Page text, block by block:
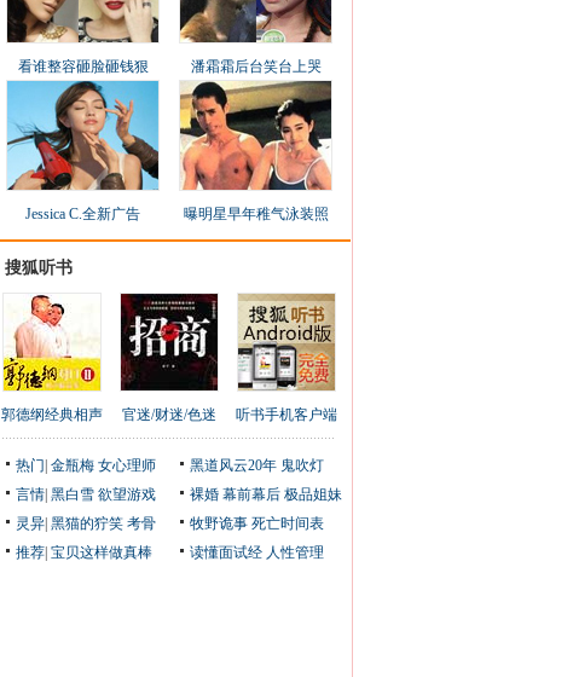
看谁整容砸脸砸钱狠 潘霜霜后台笑台上哭
Jessica C.全新广告 曝明星早年稚气泳装照
搜狐听书
郭德纲经典相声 官迷/财迷/色迷 听书手机客户端
热门 金瓶梅 女心理师 黑道风云20年 鬼吹灯
言情 黑白雪 欲望游戏 裸婚 幕前幕后 极品姐妹
灵异 黑猫的狞笑 考骨 牧野诡事 死亡时间表
推荐 宝贝这样做真棒 读懂面试经 人性管理